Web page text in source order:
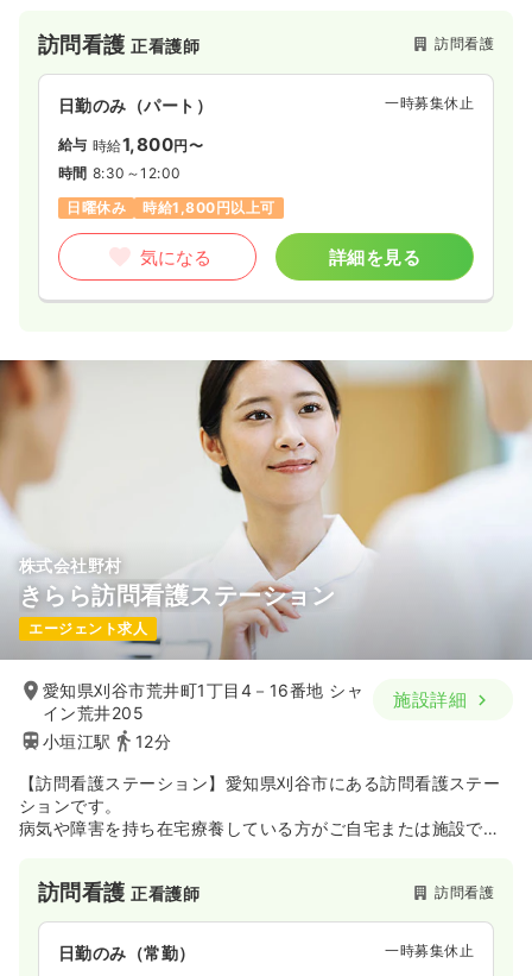
訪問看護正看護師 訪問看護
日勤のみ（パート） 一時募集休止
給与 時給1,800円〜
時間 8:30～12:00
日曜休み
時給1,800円以上可
気になる 詳細を見る
株式会社野村
きらら訪問看護ステーション
エージェント求人
愛知県刈谷市荒井町1丁目4－16番地 シャ
イン荒井205
小垣江駅
12分
施設詳細
【訪問看護ステーション】愛知県刈谷市にある訪問看護ステー
ションです。
病気や障害を持ち在宅療養している方がご自宅または施設でケ
ご自宅へ訪問し、在宅ケアを行っています。
病院付属のステーションや独立したステーション、ターミナル
ケア・リハビリ・小児科・精神疾患などに
特化したステーションなどもあります。
訪問看護正看護師 訪問看護
日勤のみ（常勤） 一時募集休止